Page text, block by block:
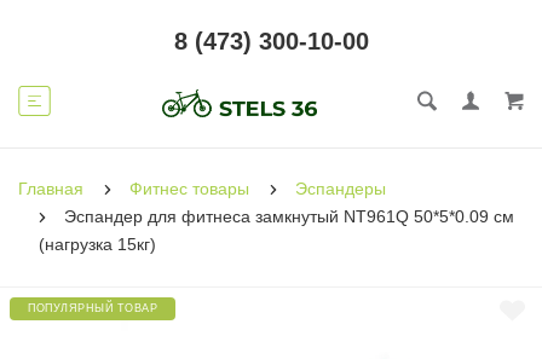
8 (473) 300-10-00
Главная Фитнес товары
Эспандеры
Эспандер для фитнеса замкнутый NT961Q 50*5*0.09 см
(нагрузка 15кг)
ПОПУЛЯРНЫЙ ТОВАР